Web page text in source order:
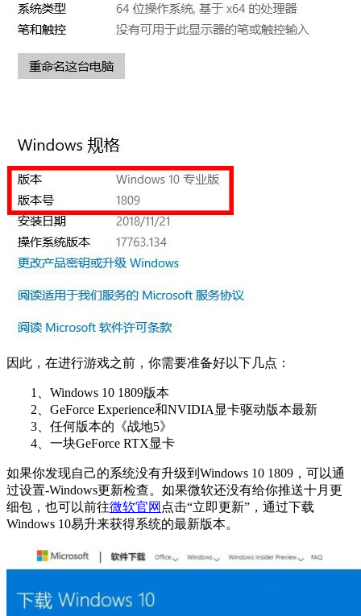
因此，在进行游戏之前，你需要准备好以下几点：
1、Windows 10 1809版本
2、GeForce Experience和NVIDIA显卡驱动版本最新
3、任何版本的《战地5》
4、一块GeForce RTX显卡
如果你发现自己的系统没有升级到Windows 10 1809，可以通
过设置-Windows更新检查。如果微软还没有给你推送十月更
细包，也可以前往微软官网 点击“立即更新”，通过下载
Windows 10易升来获得系统的最新版本。